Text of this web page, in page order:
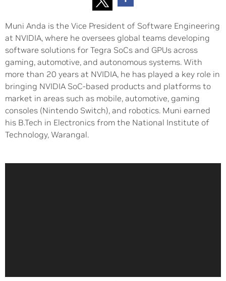
Muni Anda is the Vice President of Software Engineering
at NVIDIA, where he oversees global teams developing
software solutions for Tegra SoCs and GPUs across
gaming, automotive, and autonomous systems. With
more than 20 years at NVIDIA, he has played a key role in
bringing NVIDIA SoC-based products and platforms to
market in areas such as mobile, automotive, gaming
consoles (Nintendo Switch), and robotics. Muni earned
his B.Tech in Electronics from the National Institute of
Technology, Warangal.